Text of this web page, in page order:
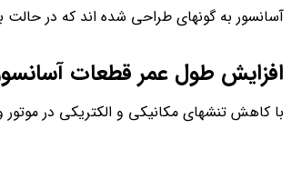
آسانسور به گونه­ای طراحی شده اند که در حالت
افزایش طول عمر قطعات
با کاهش تنش­های مکانیکی و الکتریکی در موتور